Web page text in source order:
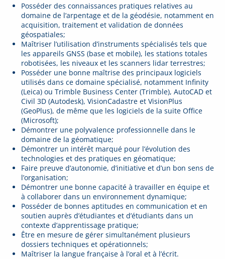
Posséder des connaissances pratiques relatives au
domaine de l’arpentage et de la géodésie, notamment en
acquisition, traitement et validation de données
géospatiales;
Maîtriser l’utilisation d’instruments spécialisés tels que
les appareils GNSS (base et mobile), les stations totales
robotisées, les niveaux et les scanners lidar terrestres;
Posséder une bonne maîtrise des principaux logiciels
utilisés dans ce domaine spécialisé, notamment Infinity
(Leica) ou Trimble Business Center (Trimble), AutoCAD et
Civil 3D (Autodesk), VisionCadastre et VisionPlus
(GeoPlus), de même que les logiciels de la suite Office
(Microsoft);
Démontrer une polyvalence professionnelle dans le
domaine de la géomatique;
Démontrer un intérêt marqué pour l’évolution des
technologies et des pratiques en géomatique;
Faire preuve d’autonomie, d’initiative et d’un bon sens de
l’organisation;
Démontrer une bonne capacité à travailler en équipe et
à collaborer dans un environnement dynamique;
Posséder de bonnes aptitudes en communication et en
soutien auprès d’étudiantes et d’étudiants dans un
contexte d’apprentissage pratique;
Être en mesure de gérer simultanément plusieurs
dossiers techniques et opérationnels;
Maîtriser la langue française à l’oral et à l’écrit.